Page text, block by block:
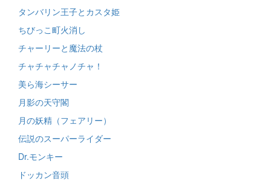
タンバリン王子とカスタ姫
ちびっこ町火消し
チャーリーと魔法の杖
チャチャチャノチャ！
美ら海シーサー
月影の天守閣
月の妖精（フェアリー）
伝説のスーパーライダー
Dr.モンキー
ドッカン音頭